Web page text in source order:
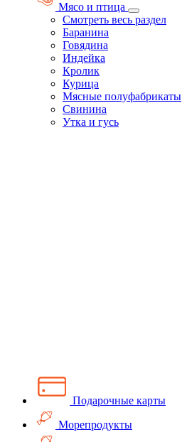
Мясо и птица
Смотреть весь раздел
Баранина
Говядина
Индейка
Кролик
Курица
Мясные полуфабрикаты
Свинина
Утка и гусь
Подарочные карты
Морепродукты